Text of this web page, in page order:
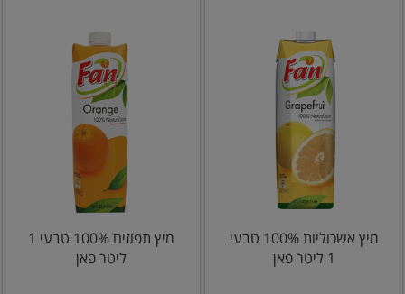
מיץ אשכוליות 100% טבעי
1 ליטר פאן
מיץ תפוזים 100% טבעי 1
ליטר פאן